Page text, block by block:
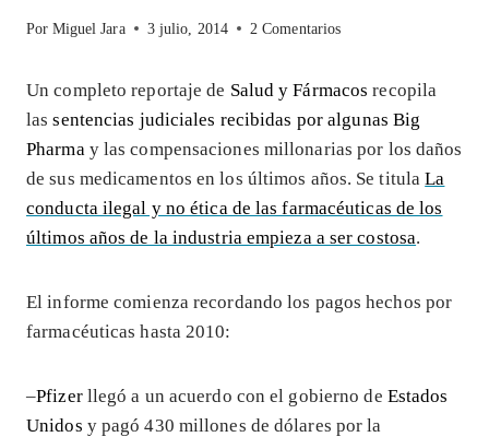
Por Miguel Jara 3 julio, 2014 2 Comentarios
Un completo reportaje de Salud y Fármacos recopila
lassentencias judiciales recibidas por algunas Big
Pharma y las compensaciones millonarias por los daños
de sus medicamentos en los últimos años. Se titulaLa
conducta ilegal y no ética de las farmacéuticas de los
últimos años de la industria empieza a ser costosa.
El informe comienza recordando los pagos hechos por
farmacéuticas hasta 2010:
–Pfizerllegó a un acuerdo con el gobierno de Estados
Unidos y pagó 430 millones de dólares por la